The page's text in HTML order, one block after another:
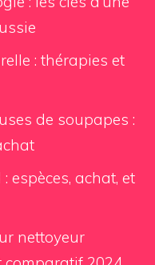
: thérapies et
de soupapes :
espèces, achat, et
nettoyeur